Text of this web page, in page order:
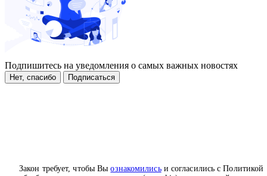
Закон требует, чтобы Выознакомилисьи согласились с Политикой
Подпишитесь на уведомления о самых важных новостях
Нет, спасибо Подписаться